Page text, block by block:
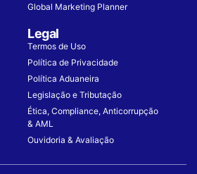
Global Marketing Planner
Legal
Termos de Uso
Política de Privacidade
Política Aduaneira
Legislação e Tributação
Ética, Compliance, Anticorrupção
& AML
Ouvidoria & Avaliação